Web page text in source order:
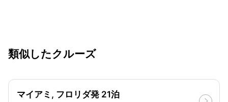
類似したクルーズ
マイアミ, フロリダ発 21泊